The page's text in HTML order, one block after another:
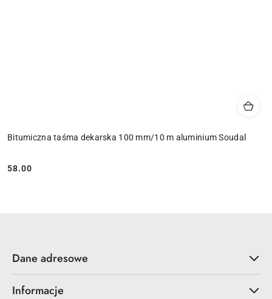
Bitumiczna taśma dekarska 100 mm/10 m aluminium Soudal
Cena:
58.00
Dane adresowe
Informacje